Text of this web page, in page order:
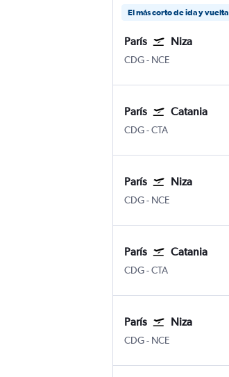
El más corto de ida y vuelta
París Niza
CDG- NCE
París Catania
CDG-CTA
París Niza
CDG- NCE
París Catania
CDG-CTA
París Niza
CDG- NCE